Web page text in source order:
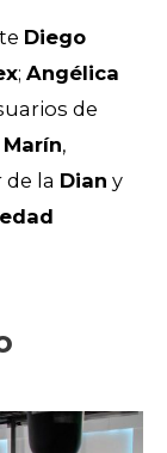
Diego
; Angélica
de
,
la Dian y